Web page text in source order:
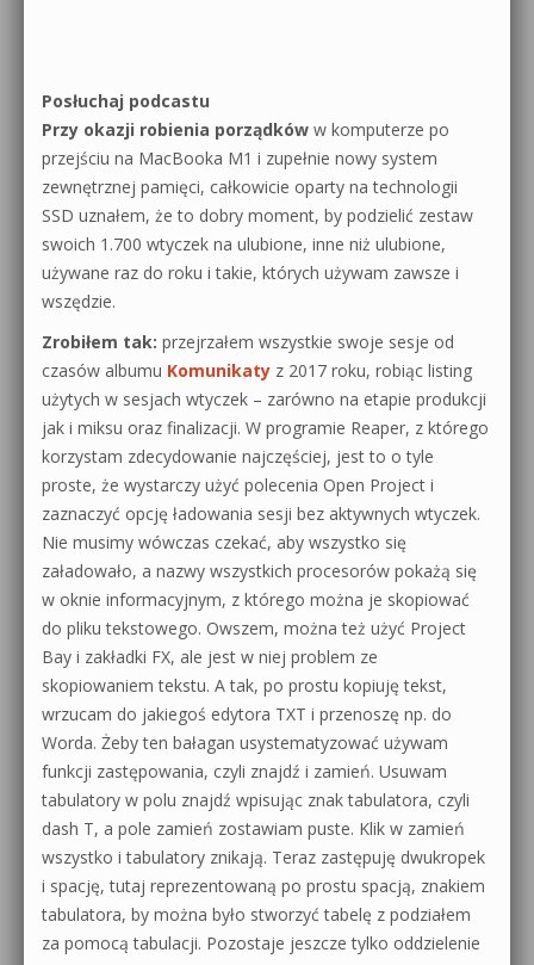
Posłuchaj podcastu
Przy okazji robienia porządków w komputerze po
przejściu na MacBooka M1 i zupełnie nowy system
zewnętrznej pamięci, całkowicie oparty na technologii
SSD uznałem, że to dobry moment, by podzielić zestaw
swoich 1.700 wtyczek na ulubione, inne niż ulubione,
używane raz do roku i takie, których używam zawsze i
wszędzie.
Zrobiłem tak: przejrzałem wszystkie swoje sesje od
czasów albumu Komunikaty z 2017 roku, robiąc listing
użytych w sesjach wtyczek – zarówno na etapie produkcji
jak i miksu oraz finalizacji. W programie Reaper, z którego
korzystam zdecydowanie najczęściej, jest to o tyle
proste, że wystarczy użyć polecenia Open Project i
zaznaczyć opcję ładowania sesji bez aktywnych wtyczek.
Nie musimy wówczas czekać, aby wszystko się
załadowało, a nazwy wszystkich procesorów pokażą się
w oknie informacyjnym, z którego można je skopiować
do pliku tekstowego. Owszem, można też użyć Project
Bay i zakładki FX, ale jest w niej problem ze
skopiowaniem tekstu. A tak, po prostu kopiuję tekst,
wrzucam do jakiegoś edytora TXT i przenoszę np. do
Worda. Żeby ten bałagan usystematyzować używam
funkcji zastępowania, czyli znajdź i zamień. Usuwam
tabulatory w polu znajdź wpisując znak tabulatora, czyli
dash T, a pole zamień zostawiam puste. Klik w zamień
wszystko i tabulatory znikają. Teraz zastępuję dwukropek
i spację, tutaj reprezentowaną po prostu spacją, znakiem
tabulatora, by można było stworzyć tabelę z podziałem
za pomocą tabulacji. Pozostaje jeszcze tylko oddzielenie